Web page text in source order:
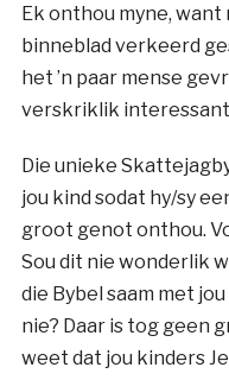
Ek onthou myne, want
binneblad verkeerd
het ’n paar mense
verskriklik
Die unieke
jou kind sodat hy/sy
groot genot onthou.
Sou dit nie wonderlik
die Bybel saam met
nie? Daar is tog geen
weet dat jou kinders